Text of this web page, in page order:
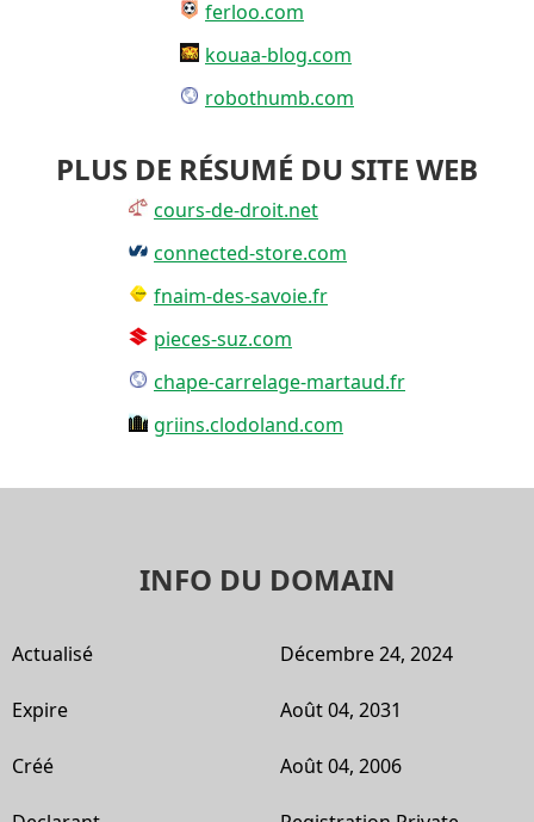
ferloo.com
kouaa-blog.com
robothumb.com
PLUS DE RÉSUMÉ DU SITE WEB
cours-de-droit.net
connected-store.com
fnaim-des-savoie.fr
pieces-suz.com
chape-carrelage-martaud.fr
griins.clodoland.com
INFO DU DOMAIN
Actualisé Décembre 24, 2024
Expire Août 04, 2031
Créé Août 04, 2006